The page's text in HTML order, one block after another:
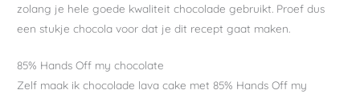
zolang je hele goede kwaliteit chocolade gebruikt. Proef dus
een stukje chocola voor dat je dit recept gaat maken.
85% Hands Off my chocolate
Zelf maak ik chocolade lava cake met 85% Hands Off my